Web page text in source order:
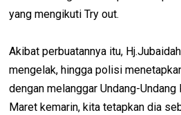
yang mengikuti Try out.
Akibat perbuatannya itu,
mengelak, hingga polisi
dengan melanggar Undang-Undang
Maret kemarin, kita tetapkan dia